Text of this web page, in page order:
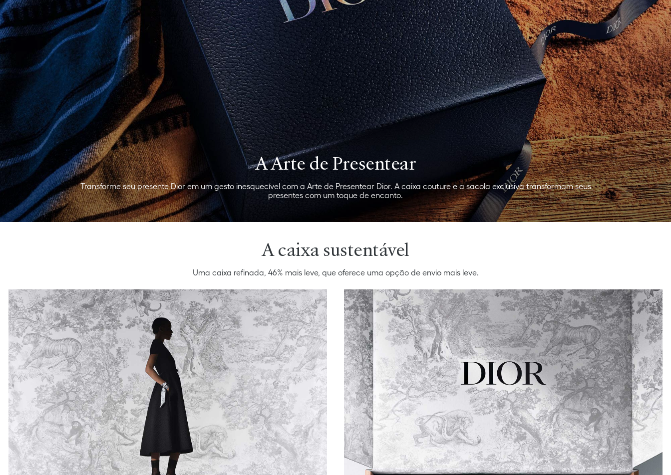
A Arte de Presentear
Transforme seu presente Dior em um gesto inesquecível com a Arte de Presentear Dior. A caixa couture e a sacola exclusiva transformam seus
presentes com um toque de encanto.
A caixa sustentável
Uma caixa refinada, 46% mais leve, que oferece uma opção de envio mais leve.